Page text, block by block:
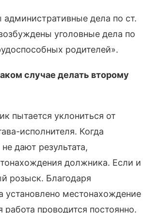
дела по ст.
уголовные дела по
родителей».
случае делать второму
пытается уклониться от
исполнителя. Когда
дают результата,
должника. Если и
розыск. Благодаря
местонахождение
проводится постоянно.